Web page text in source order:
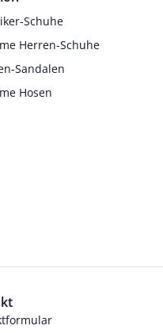
Schuhe
Herren-Schuhe
Sandalen
Hosen